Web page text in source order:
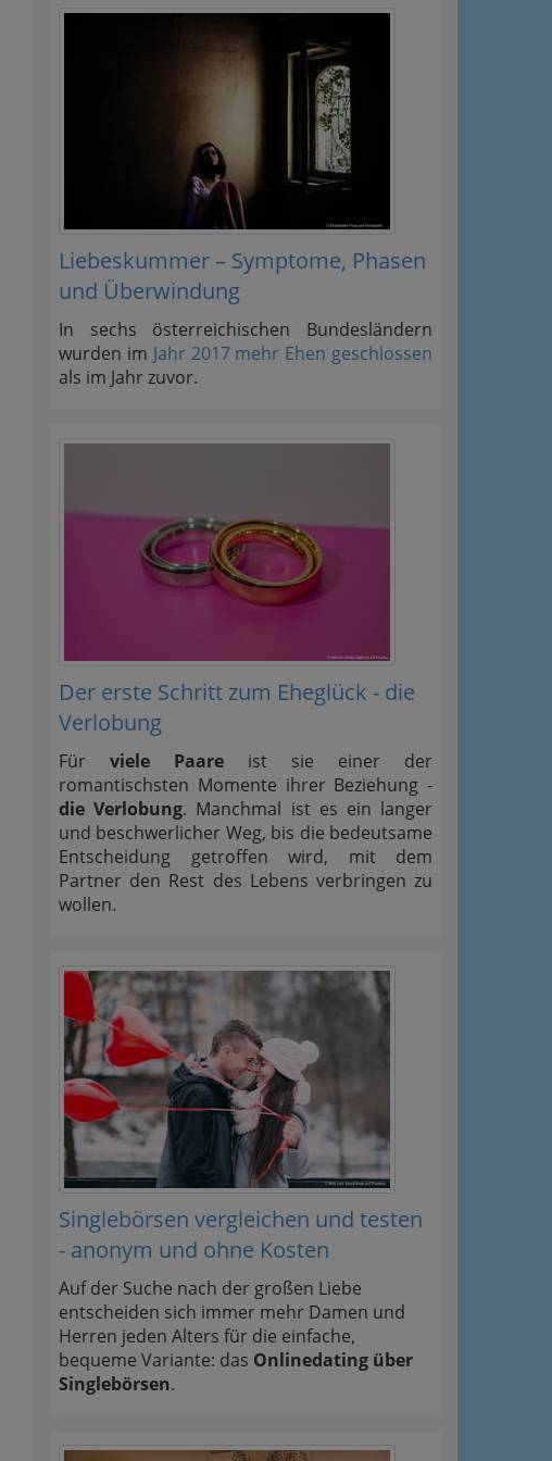
Liebeskummer – Symptome, Phasen
und Überwindung
In sechs österreichischen Bundesländern
wurden im Jahr 2017 mehr Ehen geschlossen
als im Jahr zuvor.
Der erste Schritt zum Eheglück - die
Verlobung
Für viele Paare ist sie einer der
romantischsten Momente ihrer Beziehung -
die Verlobung. Manchmal ist es ein langer
und beschwerlicher Weg, bis die bedeutsame
Entscheidung getroffen wird, mit dem
Partner den Rest des Lebens verbringen zu
wollen.
Singlebörsen vergleichen und testen
- anonym und ohne Kosten
Auf der Suche nach der großen Liebe
entscheiden sich immer mehr Damen und
Herren jeden Alters für die einfache,
bequeme Variante: das Onlinedating über
Singlebörsen.